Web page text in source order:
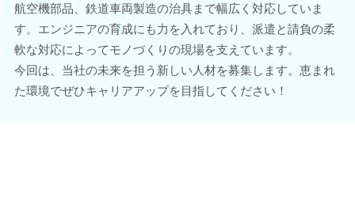
航空機部品、鉄道車両製造の治具まで幅広く対応していま
す。エンジニアの育成にも力を入れており、派遣と請負の柔
軟な対応によってモノづくりの現場を支えています。
今回は、当社の未来を担う新しい人材を募集します。恵まれ
た環境でぜひキャリアアップを目指してください！